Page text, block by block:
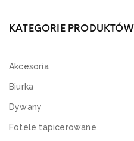
KATEGORIE PRODUKTÓW
Akcesoria
Biurka
Dywany
Fotele tapicerowane